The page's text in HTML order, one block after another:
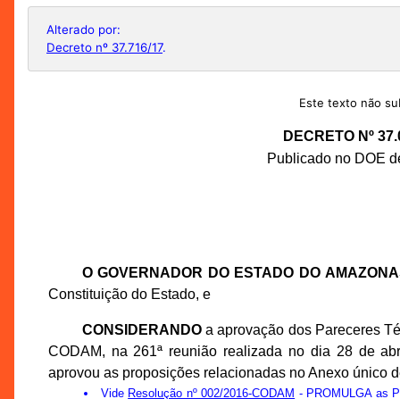
Alterado por:
Decreto nº 37.716/17.
Este texto não
DECRETO Nº
Publicado no DOE
O GOVERNADOR DO ESTADO DO
Constituição do Estado, e
CONSIDERANDOa aprovação dos Pareceres
CODAM, na 261ª reunião realizada no dia 28 de
aprovou as proposições relacionadas no Anexo único
Vide Resolução nº 002/2016-CODAM - PROMULGA as